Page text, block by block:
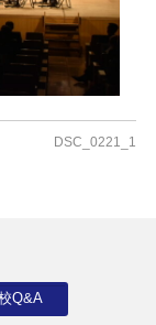
DSC_0221_1
Q&A